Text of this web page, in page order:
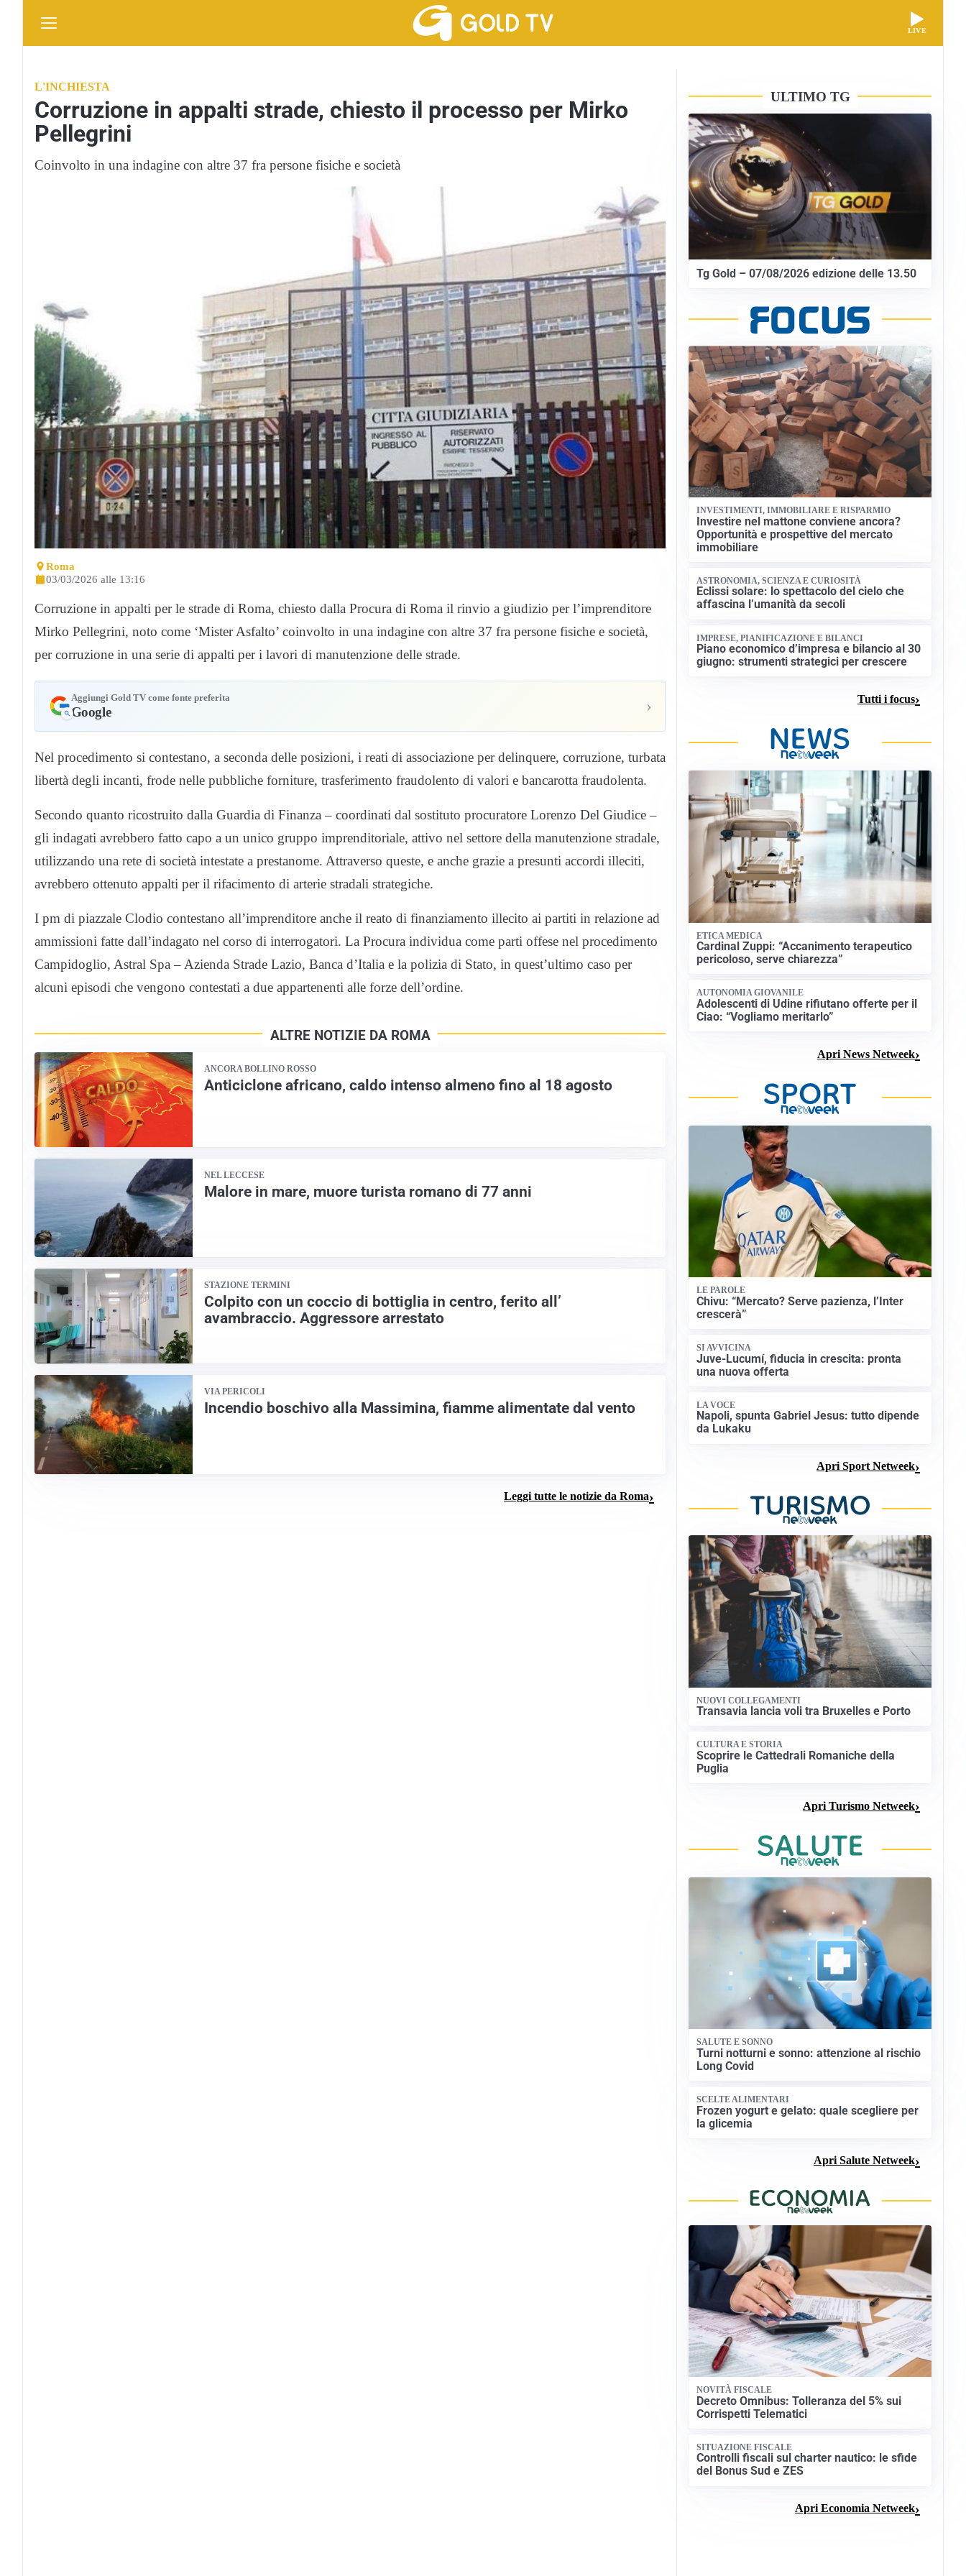
LIVE
L'INCHIESTA
Corruzione in appalti strade, chiesto il processo per Mirko
Pellegrini
Coinvolto in una indagine con altre 37 fra persone fisiche e società
Roma
03/03/2026 alle 13:16
Corruzione in appalti per le strade di Roma, chiesto dalla Procura di Roma il rinvio a giudizio per l’imprenditore
Mirko Pellegrini, noto come ‘Mister Asfalto’ coinvolto in una indagine con altre 37 fra persone fisiche e società,
per corruzione in una serie di appalti per i lavori di manutenzione delle strade.
Aggiungi Gold TV come fonte preferita
Google ›
Nel procedimento si contestano, a seconda delle posizioni, i reati di associazione per delinquere, corruzione, turbata
libertà degli incanti, frode nelle pubbliche forniture, trasferimento fraudolento di valori e bancarotta fraudolenta.
Secondo quanto ricostruito dalla Guardia di Finanza – coordinati dal sostituto procuratore Lorenzo Del Giudice –
gli indagati avrebbero fatto capo a un unico gruppo imprenditoriale, attivo nel settore della manutenzione stradale,
utilizzando una rete di società intestate a prestanome. Attraverso queste, e anche grazie a presunti accordi illeciti,
avrebbero ottenuto appalti per il rifacimento di arterie stradali strategiche.
I pm di piazzale Clodio contestano all’imprenditore anche il reato di finanziamento illecito ai partiti in relazione ad
ammissioni fatte dall’indagato nel corso di interrogatori. La Procura individua come parti offese nel procedimento
Campidoglio, Astral Spa – Azienda Strade Lazio, Banca d’Italia e la polizia di Stato, in quest’ultimo caso per
alcuni episodi che vengono contestati a due appartenenti alle forze dell’ordine.
ALTRE NOTIZIE DA ROMA
ANCORA BOLLINO ROSSO
Anticiclone africano, caldo intenso almeno fino al 18 agosto
NEL LECCESE
Malore in mare, muore turista romano di 77 anni
STAZIONE TERMINI
Colpito con un coccio di bottiglia in centro, ferito all’
avambraccio. Aggressore arrestato
VIA PERICOLI
Incendio boschivo alla Massimina, fiamme alimentate dal vento
Leggi tutte le notizie da Roma
ULTIMO TG
Tg Gold – 07/08/2026 edizione delle 13.50
INVESTIMENTI, IMMOBILIARE E RISPARMIO
Investire nel mattone conviene ancora?
Opportunità e prospettive del mercato
immobiliare
ASTRONOMIA, SCIENZA E CURIOSITÀ
Eclissi solare: lo spettacolo del cielo che
affascina l’umanità da secoli
IMPRESE, PIANIFICAZIONE E BILANCI
Piano economico d’impresa e bilancio al 30
giugno: strumenti strategici per crescere
Tutti i focus
ETICA MEDICA
Cardinal Zuppi: “Accanimento terapeutico
pericoloso, serve chiarezza”
AUTONOMIA GIOVANILE
Adolescenti di Udine rifiutano offerte per il
Ciao: “Vogliamo meritarlo”
Apri News Netweek
LE PAROLE
Chivu: “Mercato? Serve pazienza, l’Inter
crescerà”
SI AVVICINA
Juve-Lucumí, fiducia in crescita: pronta
una nuova offerta
LA VOCE
Napoli, spunta Gabriel Jesus: tutto dipende
da Lukaku
Apri Sport Netweek
NUOVI COLLEGAMENTI
Transavia lancia voli tra Bruxelles e Porto
CULTURA E STORIA
Scoprire le Cattedrali Romaniche della
Puglia
Apri Turismo Netweek
SALUTE E SONNO
Turni notturni e sonno: attenzione al rischio
Long Covid
SCELTE ALIMENTARI
Frozen yogurt e gelato: quale scegliere per
la glicemia
Apri Salute Netweek
NOVITÀ FISCALE
Decreto Omnibus: Tolleranza del 5% sui
Corrispetti Telematici
SITUAZIONE FISCALE
Controlli fiscali sul charter nautico: le sfide
del Bonus Sud e ZES
Apri Economia Netweek